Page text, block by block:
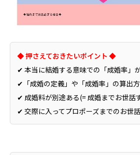
◆ 押さえておきたいポイント ◆
✔ 本当に結婚する意味での「成婚率」
✔ 「成婚の定義」や「成婚率」の算出
✔ 成婚料が別途ある(= 成婚までお世話す
✔ 交際に入ってプロポーズまでのお世